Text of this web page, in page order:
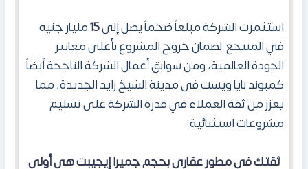
استثمرت الشركة مبلغاً ضخماً يصل إلى15مليار جنيه
في المنتجع لضمان خروج المشروع بأعلى معايير
الجودة العالمية، ومن سوابق أعمال الشركة الناجحة أيضاً
كمبوند نايا ويست في مدينة الشيخ زايد الجديدة، مما
يعزز من ثقة العملاء في قدرة الشركة على تسليم
مشروعات استثنائية.
ثقتك في مطور عقاري بحجم جميرا إيجيبت هي أولى